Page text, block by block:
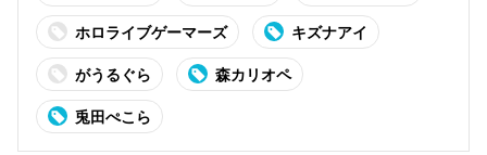
ホロライブゲーマーズ キズナアイ
がうるぐら 森カリオペ
兎田ぺこら